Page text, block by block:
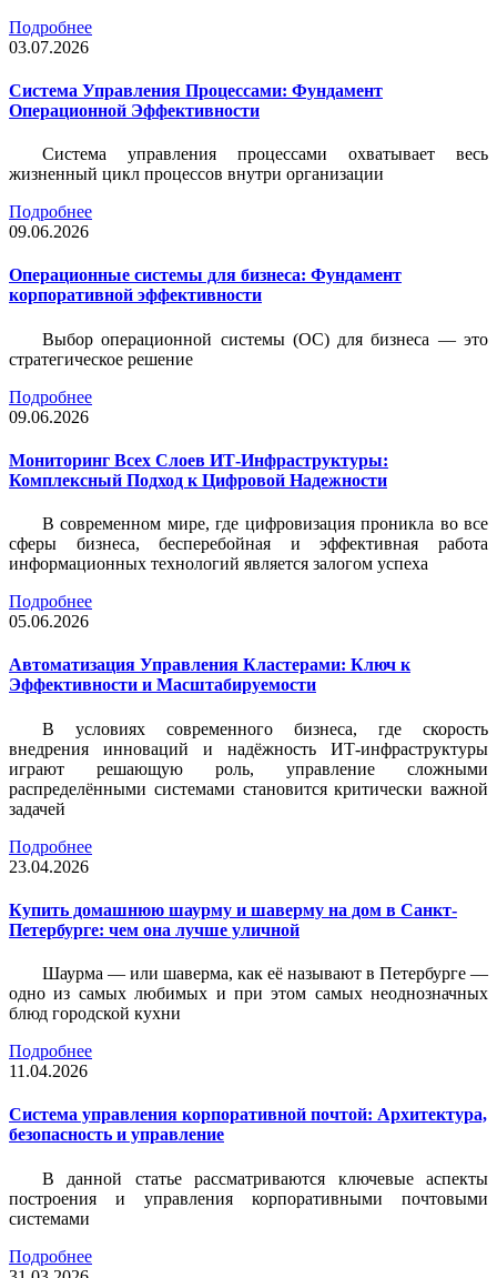
Подробнее
03.07.2026
Система Управления Процессами: Фундамент
Операционной Эффективности
Система управления процессами охватывает весь
жизненный цикл процессов внутри организации
Подробнее
09.06.2026
Операционные системы для бизнеса: Фундамент
корпоративной эффективности
Выбор операционной системы (ОС) для бизнеса — это
стратегическое решение
Подробнее
09.06.2026
Мониторинг Всех Слоев ИТ-Инфраструктуры:
Комплексный Подход к Цифровой Надежности
В современном мире, где цифровизация проникла во все
сферы бизнеса, бесперебойная и эффективная работа
информационных технологий является залогом успеха
Подробнее
05.06.2026
Автоматизация Управления Кластерами: Ключ к
Эффективности и Масштабируемости
В условиях современного бизнеса, где скорость
внедрения инноваций и надёжность ИТ-инфраструктуры
играют решающую роль, управление сложными
распределёнными системами становится критически важной
задачей
Подробнее
23.04.2026
Купить домашнюю шаурму и шаверму на дом в Санкт-
Петербурге: чем она лучше уличной
Шаурма — или шаверма, как её называют в Петербурге —
одно из самых любимых и при этом самых неоднозначных
блюд городской кухни
Подробнее
11.04.2026
Система управления корпоративной почтой: Архитектура,
безопасность и управление
В данной статье рассматриваются ключевые аспекты
построения и управления корпоративными почтовыми
системами
Подробнее